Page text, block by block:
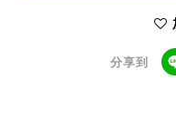
分享到